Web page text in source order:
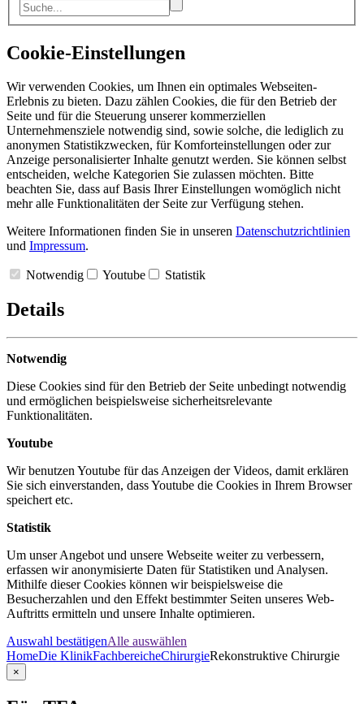
Cookie-Einstellungen
Wir verwenden Cookies, um Ihnen ein optimales Webseiten-
Erlebnis zu bieten. Dazu zählen Cookies, die für den Betrieb der
Seite und für die Steuerung unserer kommerziellen
Unternehmensziele notwendig sind, sowie solche, die lediglich zu
anonymen Statistikzwecken, für Komforteinstellungen oder zur
Anzeige personalisierter Inhalte genutzt werden. Sie können selbst
entscheiden, welche Kategorien Sie zulassen möchten. Bitte
beachten Sie, dass auf Basis Ihrer Einstellungen womöglich nicht
mehr alle Funktionalitäten der Seite zur Verfügung stehen.
Weitere Informationen finden Sie in unseren Datenschutzrichtlinien
und Impressum.
Notwendig Youtube Statistik
Details
Notwendig
Diese Cookies sind für den Betrieb der Seite unbedingt notwendig
und ermöglichen beispielsweise sicherheitsrelevante
Funktionalitäten.
Youtube
Wir benutzen Youtube für das Anzeigen der Videos, damit erklären
Sie sich einverstanden, dass Youtube die Cookies in Ihrem Browser
speichert etc.
Statistik
Um unser Angebot und unsere Webseite weiter zu verbessern,
erfassen wir anonymisierte Daten für Statistiken und Analysen.
Mithilfe dieser Cookies können wir beispielsweise die
Besucherzahlen und den Effekt bestimmter Seiten unseres Web-
Auftritts ermitteln und unsere Inhalte optimieren.
Auswahl bestätigenAlle auswählen
HomeDie KlinikFachbereicheChirurgieRekonstruktive Chirurgie
×